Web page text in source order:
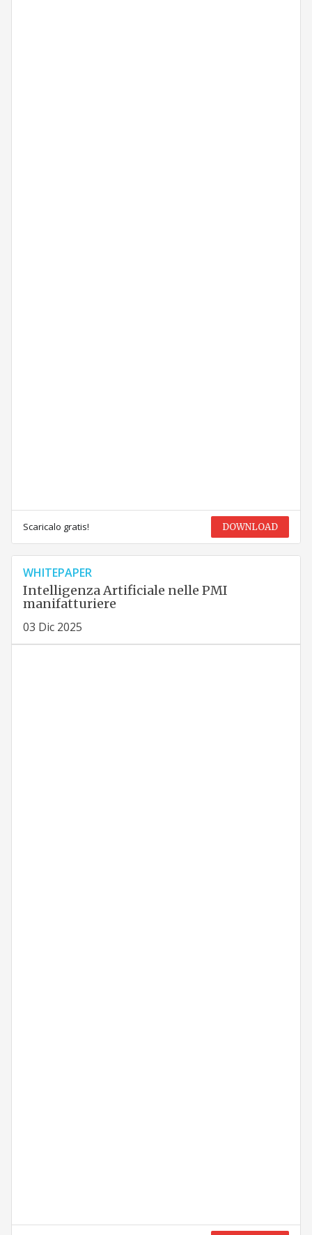
Scaricalo gratis! DOWNLOAD
WHITEPAPER
Intelligenza Artificiale nelle PMI
manifatturiere
03 Dic 2025